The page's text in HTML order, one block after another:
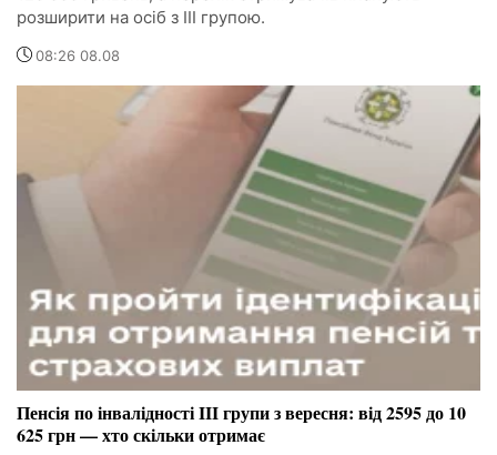
розширити на осіб з III групою.
08:26 08.08
Пенсія по інвалідності III групи з вересня: від 2595 до 10
625 грн — хто скільки отримає